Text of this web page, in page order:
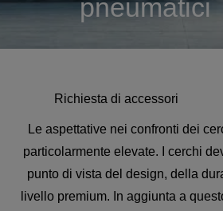
Accessori Originali Audi
pneumatici
Richiesta di accessori
Le aspettative nei confronti dei
particolarmente elevate. I cerchi
punto di vista del design, della
livello premium. In aggiunta a